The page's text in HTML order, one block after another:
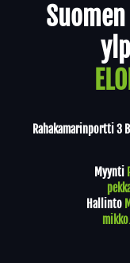
Rahakamarinportti 3
Myynti
Hallinto